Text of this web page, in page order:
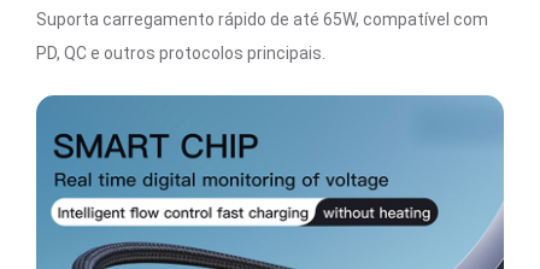
Suporta carregamento rápido de até 65W, compatível com
PD, QC e outros protocolos principais.